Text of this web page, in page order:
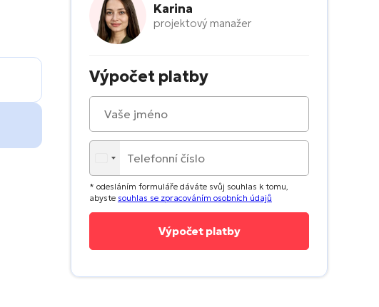
Karina
projektový manažer
Výpočet platby
* odesláním formuláře dáváte svůj souhlas k tomu,
abyste souhlas se zpracováním osobních údajů